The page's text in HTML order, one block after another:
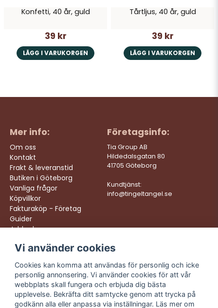
Konfetti, 40 år, guld
39 kr
LÄGG I VARUKORGEN
Tårtljus, 40 år, guld
39 kr
LÄGG I VARUKORGEN
Mer info:
Om oss
Kontakt
Frakt & leveranstid
Butiken i Göteborg
Vanliga frågor
Köpvillkor
Fakturaköp - Företag
Guider
Jobba hos oss
Företagsinfo:
Tia Group AB
Hildedalsgatan 80
41705 Göteborg
Kundtjänst:
info@tingeltangel.se
Följ oss:
Instagram
Facebook
TikTok
YouTube
Vi levererar:
Snabba leveranser
Trygga köp
Fri frakt över 499:-
Trevlig kundtjänst
Vi använder cookies
Cookies kan komma att användas för personlig och icke
personlig annonsering. Vi använder cookies för att vår
webbplats skall fungera och erbjuda dig bästa
upplevelse. Bekräfta ditt samtycke genom att trycka på
godkänn alla eller anpassa via inställningar. Läs mer om